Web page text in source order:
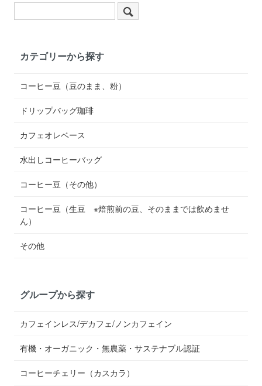
カテゴリーから探す
コーヒー豆（豆のまま、粉）
ドリップバッグ珈琲
カフェオレベース
水出しコーヒーバッグ
コーヒー豆（その他）
コーヒー豆（生豆 ※焙煎前の豆、そのままでは飲めませ
ん）
その他
グループから探す
カフェインレス/デカフェ/ノンカフェイン
有機・オーガニック・無農薬・サステナブル認証
コーヒーチェリー（カスカラ）